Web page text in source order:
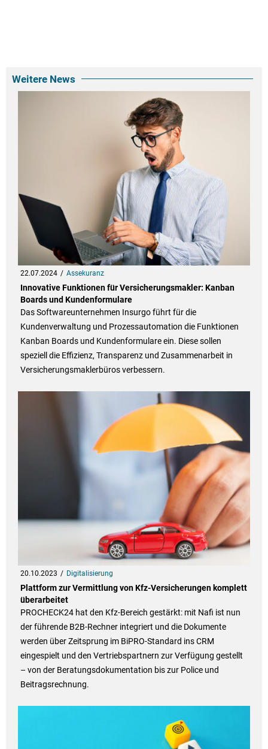
Weitere News
22.07.2024 Assekuranz
Innovative Funktionen für Versicherungsmakler: Kanban
Boards und Kundenformulare
Das Softwareunternehmen Insurgo führt für die
Kundenverwaltung und Prozessautomation die Funktionen
Kanban Boards und Kundenformulare ein. Diese sollen
speziell die Effizienz, Transparenz und Zusammenarbeit in
Versicherungsmaklerbüros verbessern.
20.10.2023 Digitalisierung
Plattform zur Vermittlung von Kfz-Versicherungen komplett
überarbeitet
PROCHECK24 hat den Kfz-Bereich gestärkt: mit Nafi ist nun
der führende B2B-Rechner integriert und die Dokumente
werden über Zeitsprung im BiPRO-Standard ins CRM
eingespielt und den Vertriebspartnern zur Verfügung gestellt
– von der Beratungsdokumentation bis zur Police und
Beitragsrechnung.